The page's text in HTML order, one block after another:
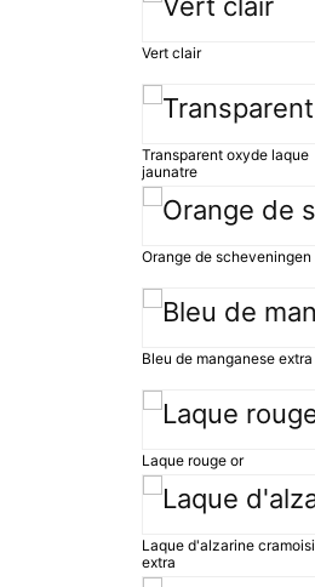
Vert clair
Transparent oxyde laque
jaunatre
Orange de scheveningen
Bleu de manganese extra
Laque rouge or
Laque d'alzarine cramoisi
extra